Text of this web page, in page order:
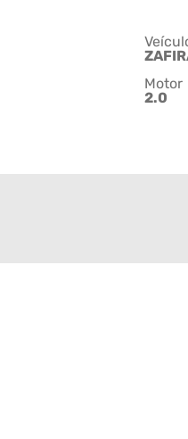
Motor
2.0